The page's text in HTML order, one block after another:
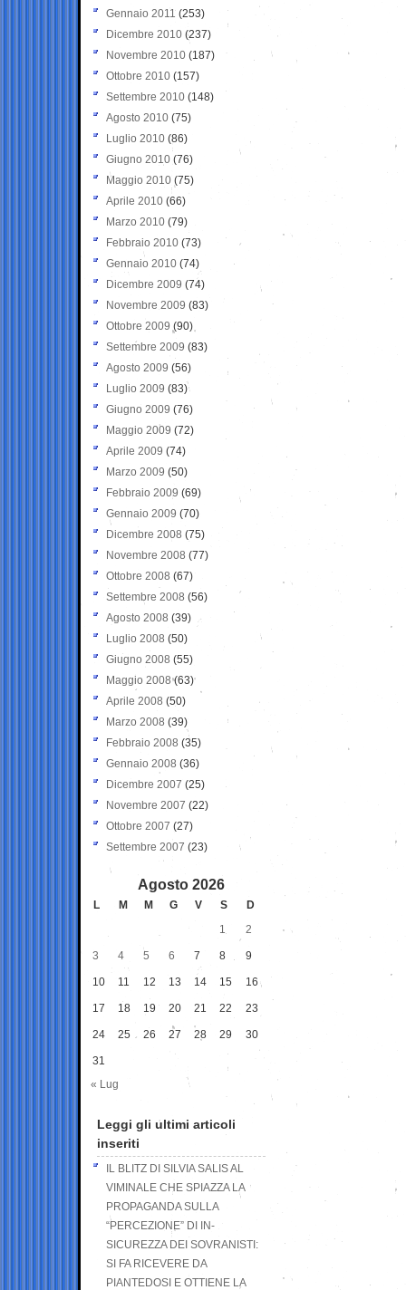
Gennaio 2011 (253)
Dicembre 2010 (237)
Novembre 2010 (187)
Ottobre 2010 (157)
Settembre 2010 (148)
Agosto 2010 (75)
Luglio 2010 (86)
Giugno 2010 (76)
Maggio 2010 (75)
Aprile 2010 (66)
Marzo 2010 (79)
Febbraio 2010 (73)
Gennaio 2010 (74)
Dicembre 2009 (74)
Novembre 2009 (83)
Ottobre 2009 (90)
Settembre 2009 (83)
Agosto 2009 (56)
Luglio 2009 (83)
Giugno 2009 (76)
Maggio 2009 (72)
Aprile 2009 (74)
Marzo 2009 (50)
Febbraio 2009 (69)
Gennaio 2009 (70)
Dicembre 2008 (75)
Novembre 2008 (77)
Ottobre 2008 (67)
Settembre 2008 (56)
Agosto 2008 (39)
Luglio 2008 (50)
Giugno 2008 (55)
Maggio 2008(63)
Aprile 2008 (50)
Marzo 2008 (39)
Febbraio 2008 (35)
Gennaio 2008 (36)
Dicembre 2007 (25)
Novembre 2007 (22)
Ottobre 2007 (27)
Settembre 2007 (23)
Agosto 2026
L M M G V S
D
1
2
3 4 5 6 7 8 9
10 11 12 13 14 15 16
17 18 19 20 21 22 23
24 25 26 27 28 29 30
31
« Lug
Leggi gli ultimi articoli
inseriti
IL BLITZ DI SILVIA SALIS AL
VIMINALE CHE SPIAZZA LA
PROPAGANDA SULLA
“PERCEZIONE” DI IN-
SICUREZZA DEI SOVRANISTI:
SI FA RICEVERE DA
PIANTEDOSI E OTTIENE LA